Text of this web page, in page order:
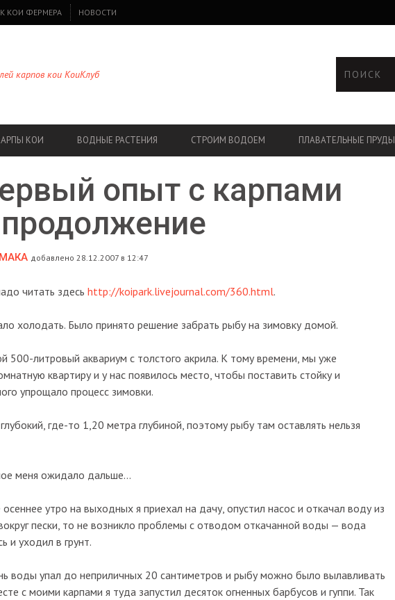
КОИ ФЕРМЕРА НОВОСТИ
КОИ ВОДНЫЕ РАСТЕНИЯ СТРОИМ ВОДОЕМ ПЛАВАТЕЛЬНЫЕ ПРУДЫ
опыт с карпами
добавлено 28.12.2007 в 12:47
читать здесь http://koipark.livejournal.com/360.html.
холодать. Было принято решение забрать рыбу на зимовку домой.
500-литровый аквариум с толстого акрила. К тому времени, мы уже
квартиру и у нас появилось место, чтобы поставить стойку и
упрощало процесс зимовки.
где-то 1,20 метра глубиной, поэтому рыбу там оставлять нельзя
меня ожидало дальше…
утро на выходных я приехал на дачу, опустил насос и откачал воду из
пески, то не возникло проблемы с отводом откачанной воды — вода
и уходил в грунт.
воды упал до неприличных 20 сантиметров и рыбу можно было вылавливать
с моими карпами я туда запустил десяток огненных барбусов и гуппи. Так